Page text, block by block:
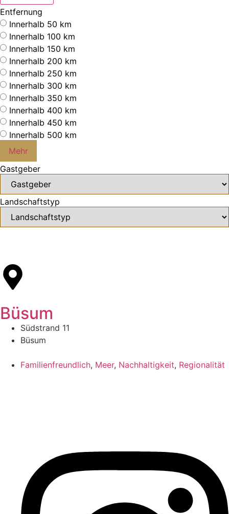
Entfernung
Innerhalb 50 km
Innerhalb 100 km
Innerhalb 150 km
Innerhalb 200 km
Innerhalb 250 km
Innerhalb 300 km
Innerhalb 350 km
Innerhalb 400 km
Innerhalb 450 km
Innerhalb 500 km
Mehr
Gastgeber
Landschaftstyp
Büsum
Südstrand 11
Büsum
Familienfreundlich, Meer, Nachhaltigkeit, Regionalität